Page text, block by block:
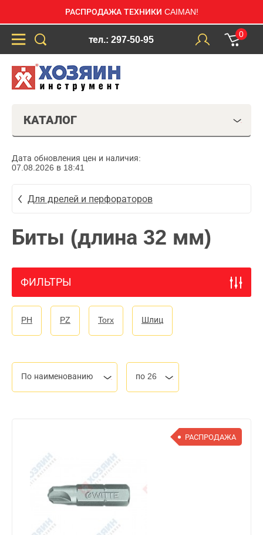
РАСПРОДАЖА ТЕХНИКИ CAIMAN!
тел.: 297-50-95
0
КАТАЛОГ
Дата обновления цен и наличия:
07.08.2026 в 18:41
Для дрелей и перфораторов
Биты (длина 32 мм)
ФИЛЬТРЫ
PH PZ Torx Шлиц
По наименованию по 26
РАСПРОДАЖА